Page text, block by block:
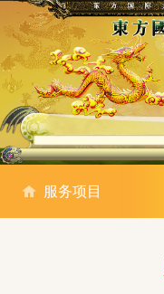
服务项目